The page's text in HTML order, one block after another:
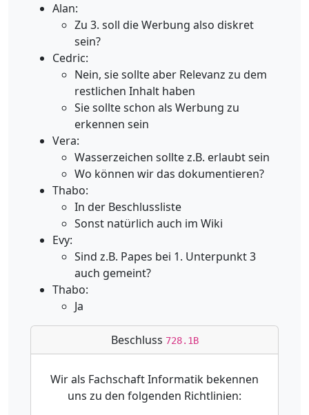
Alan:
Zu 3. soll die Werbung also diskret
sein?
Cedric:
Nein, sie sollte aber Relevanz zu dem
restlichen Inhalt haben
Sie sollte schon als Werbung zu
erkennen sein
Vera:
Wasserzeichen sollte z.B. erlaubt sein
Wo können wir das dokumentieren?
Thabo:
In der Beschlussliste
Sonst natürlich auch im Wiki
Evy:
Sind z.B. Papes bei 1. Unterpunkt 3
auch gemeint?
Thabo:
Ja
Beschluss 728.1B
Wir als Fachschaft Informatik bekennen
uns zu den folgenden Richtlinien: